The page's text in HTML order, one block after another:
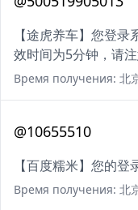
【途虎养车】您登
效时间为5分钟，请注
Время получения: 北
@10655510
【百度糯米】您的登
Время получения: 北